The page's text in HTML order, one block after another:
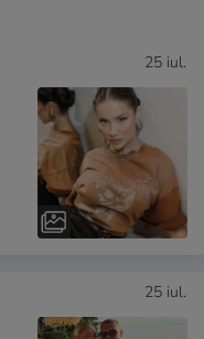
25 iul.
25 iul.